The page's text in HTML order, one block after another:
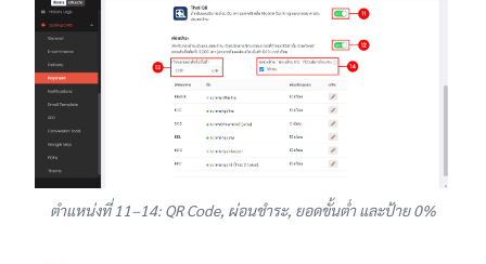
ตำแหน่งที่ 11–14: QR Code, ผ่อนชำระ, ยอดขั้นต่ำ และป้าย 0%